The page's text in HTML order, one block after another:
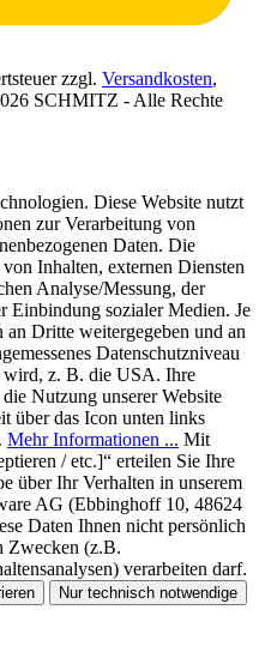
zzgl. Versandkosten,
SCHMITZ - Alle Rechte
Diese Website nutzt
zur Verarbeitung von
Daten. Die
Inhalten, externen Diensten
Analyse/Messung, der
Einbindung sozialer Medien. Je
Dritte weitergegeben und an
Datenschutzniveau
wird, z. B. die USA. Ihre
Nutzung unserer Website
über das Icon unten links
Mehr Informationen ... Mit
/ etc.]“ erteilen Sie Ihre
über Ihr Verhalten in unserem
AG (Ebbinghoff 10, 48624
Daten Ihnen nicht persönlich
Zwecken (z.B.
verarbeiten darf.
Nur technisch notwendige